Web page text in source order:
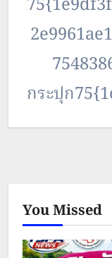
กระปุก
กระปุกมี
x15 ซม.
You Missed